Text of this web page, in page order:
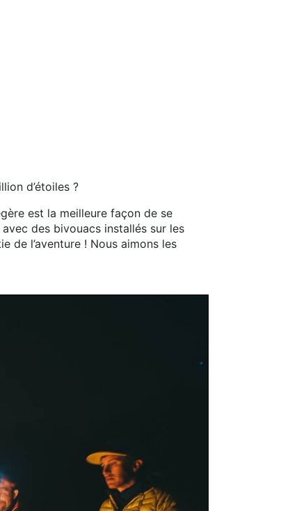
d’étoiles ?
est la meilleure façon de se
des bivouacs installés sur les
de l’aventure ! Nous aimons les